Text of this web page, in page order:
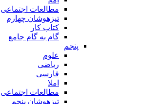
مطالعات اجتماعی
تیزهوشان چهارم
کتاب کار
گام به گام جامع
پنجم
علوم
ریاضی
فارسی
املا
مطالعات اجتماعی
تیزهوشان پنجم